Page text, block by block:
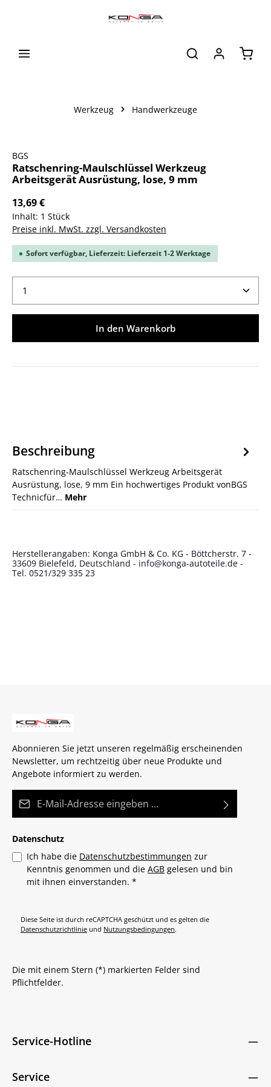
Werkzeug Handwerkzeuge
BGS
Ratschenring-Maulschlüssel Werkzeug
Arbeitsgerät Ausrüstung, lose, 9 mm
13,69 €
Inhalt: 1 Stück
Preise inkl. MwSt. zzgl. Versandkosten
Sofort verfügbar, Lieferzeit: Lieferzeit 1-2 Werktage
Produkt Anzahl: Gib den gewünschten Wert ein
In den Warenkorb
Beschreibung
Ratschenring-Maulschlüssel Werkzeug Arbeitsgerät
Ausrüstung, lose, 9 mm Ein hochwertiges Produkt vonBGS
Technicfür… Mehr
Herstellerangaben: Konga GmbH & Co. KG - Böttcherstr. 7 -
33609 Bielefeld, Deutschland - info@konga-autoteile.de -
Tel. 0521/329 335 23
Abonnieren Sie jetzt unseren regelmäßig erscheinenden
Newsletter, um rechtzeitig über neue Produkte und
Angebote informiert zu werden.
Datenschutz
Ich habe die Datenschutzbestimmungen zur
Kenntnis genommen und die AGB gelesen und bin
mit ihnen einverstanden. *
Diese Seite ist durch reCAPTCHA geschützt und es gelten die
Datenschutzrichtlinie und Nutzungsbedingungen.
Die mit einem Stern (*) markierten Felder sind
Pflichtfelder.
Service-Hotline
Service